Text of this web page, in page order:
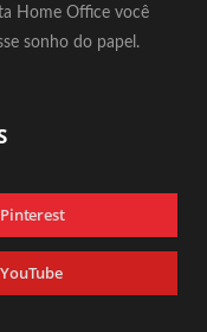
Home Office você
sonho do papel.
Pinterest
YouTube